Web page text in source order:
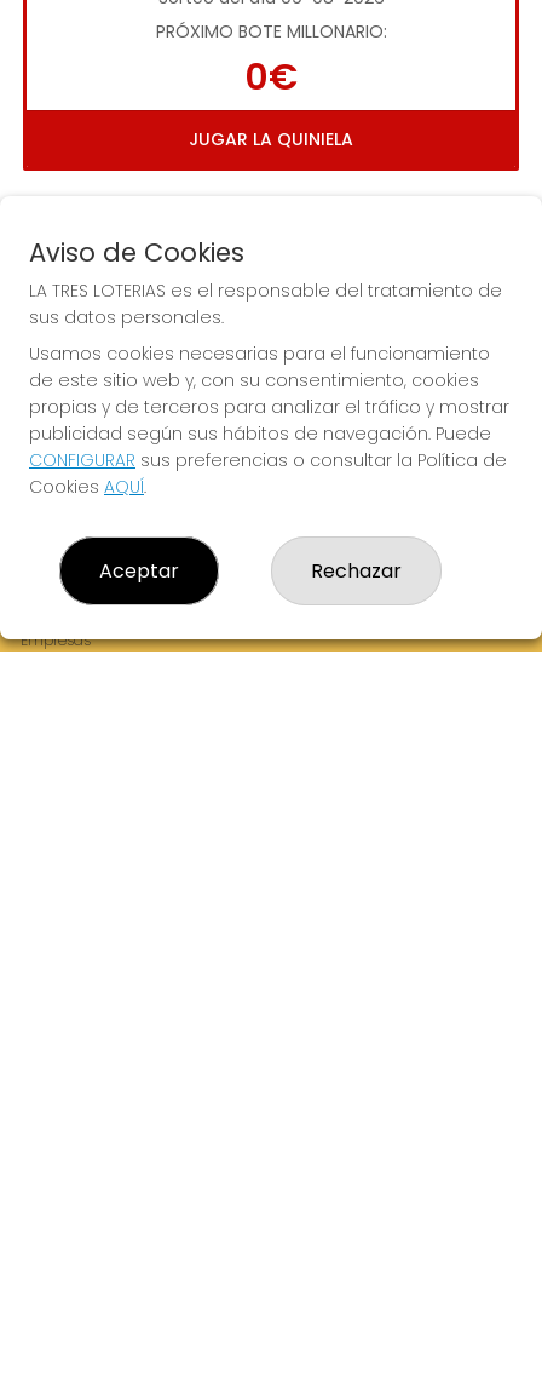
PRÓXIMO BOTE MILLONARIO:
0€
JUGAR LA QUINIELA
¡La Tres Loterias te desea Mucha Suerte!
¿Quiénes somos?
Comprar lotería
Resultados
Empresas
Aviso de Cookies
LA TRES LOTERIAS es el responsable del tratamiento de
sus datos personales.
Usamos cookies necesarias para el funcionamiento
de este sitio web y, con su consentimiento, cookies
propias y de terceros para analizar el tráfico y mostrar
publicidad según sus hábitos de navegación. Puede
CONFIGURAR sus preferencias o consultar la Política de
Cookies AQUÍ.
Aceptar Rechazar